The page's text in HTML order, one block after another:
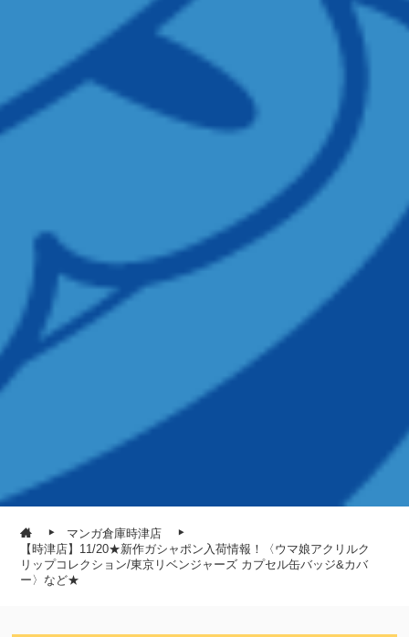
マンガ倉庫時津店
【時津店】11/20★新作ガシャポン入荷情報！〈ウマ娘アクリルク
リップコレクション/東京リベンジャーズ カプセル缶バッジ&カバ
ー〉など★